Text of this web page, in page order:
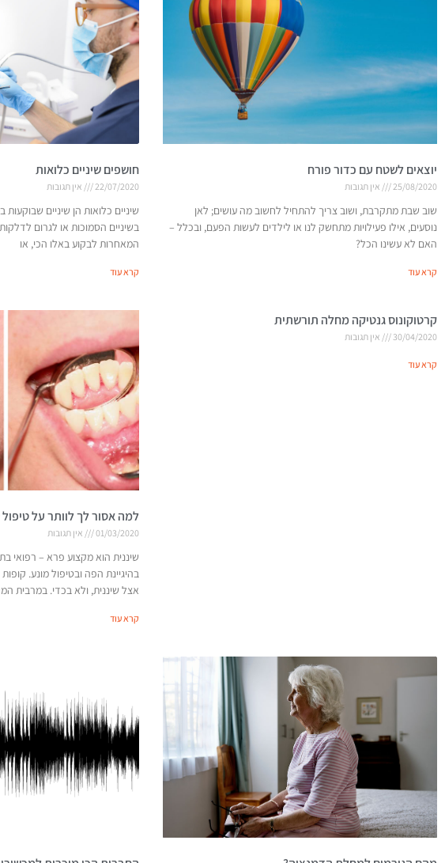
יוצאים לשטח עם כדור פורח
25/08/2020 אין תגובות
שוב שבת מתקרבת, ושוב צריך להתחיל לחשוב מה עושים; לאן
נוסעים, אילו פעילויות מתחשק לנו או לילדים לעשות הפעם, ובכלל –
האם לא עשינו הכל?
קרא עוד
חושפים שיניים כלואות
22/07/2020 אין תגובות
שיניים כלואות הן שיניים שבוקעות
בשיניים הסמוכות או לגרום
המאחרות לבקוע באלו הכי, או
קרא עוד
קרטוקונוס גנטיקה מחלה תורשתית
30/04/2020 אין תגובות
קרא עוד
למה אסור לך לוותר על טיפול
01/03/2020 אין תגובות
שיננית הוא מקצוע פרא – רפואי
בהיגיינת הפה ובטיפול מונע.
אצל שיננית, ולא בכדי. במרבית
קרא עוד